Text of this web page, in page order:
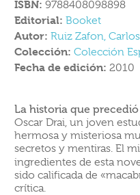
ISBN: 9788408098898
Editorial: Booket
Autor: Ruiz Zafon, Carlos
Colección: Colección
Fecha de edición: 2010
La historia que
Oscar Drai, un joven
hermosa y misteriosa
secretos y mentiras. El
ingredientes de esta
sido calificada de
crítica.